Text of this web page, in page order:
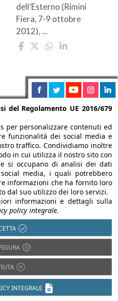
dell’Esterno (Rimini
Fiera, 7-9 ottobre
2012), ...
2012
per
di
di
di
per
27/10/2011
Nuovo
showroom
milanese di
Rehau:
molto più di
dedicato
alla
REHAU,
azienda da
del Regolamento UE 2016/679
per personalizzare contenuti ed
funzionalità dei social media e
traffico. Condividiamo inoltre
in cui utilizza il nostro sito con
si occupano di analisi dei dati
media, i quali potrebbero
informazioni che ha fornito loro
dal suo utilizzo dei loro servizi.
informazioni e dettagli sulla
policy integrale.
INTEGRALE